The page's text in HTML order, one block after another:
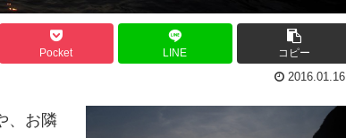
Pocket LINE
コピー
2016.01.16
、お隣